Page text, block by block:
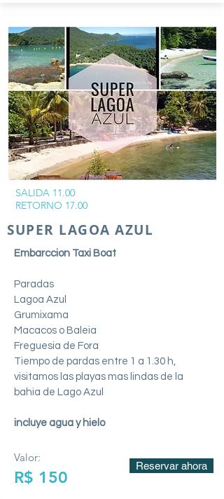
SALIDA 11.00
RETORNO 17.00
SUPER LAGOA AZUL
Embarccion Taxi Boat
Paradas
Lagoa Azul
Grumixama
Macacos o Baleia
Freguesia de Fora
Tiempo de pardas entre 1 a 1.30 h,
visitamos las playas mas lindas de la
bahia de Lago Azul
incluye agua y hielo
Valor:
R$ 150
Reservar ahora